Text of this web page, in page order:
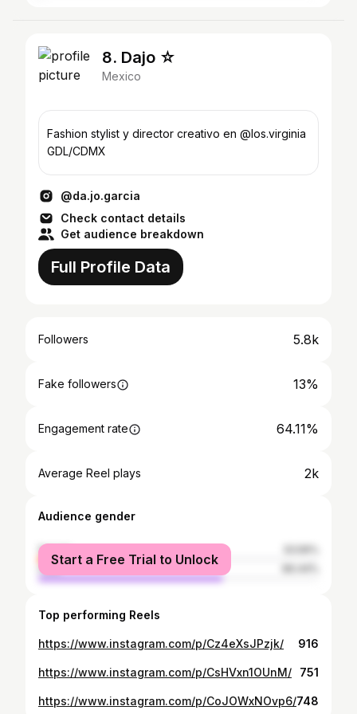
8. Dajo ☆
Mexico
Fashion stylist y director creativo en @los.virginia
GDL/CDMX
@da.jo.garcia
Check contact details
Get audience breakdown
Full Profile Data
Followers 5.8k
Fake followers 13%
Engagement rate 64.11%
Average Reel plays 2k
Audience gender
female
male
Start a Free Trial to Unlock
Top performing Reels
https://www.instagram.com/p/Cz4eXsJPzjk/ 916
https://www.instagram.com/p/CsHVxn1OUnM/ 751
https://www.instagram.com/p/CoJOWxNOvp6/748